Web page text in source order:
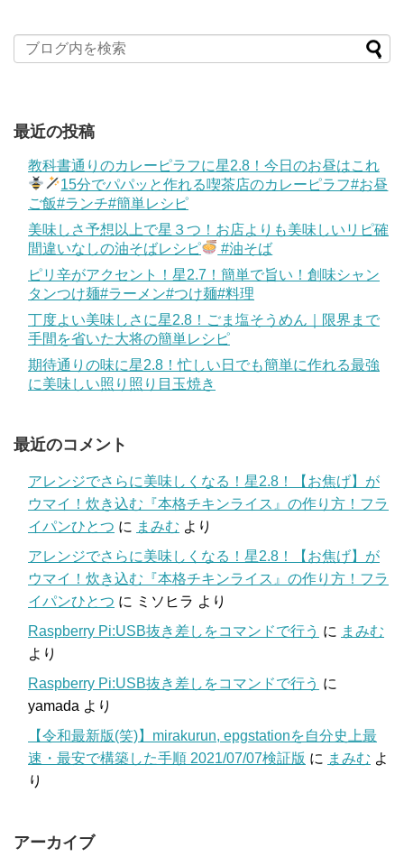
最近の投稿
教科書通りのカレーピラフに星2.8！今日のお昼はこれ
15分でパパッと作れる喫茶店のカレーピラフ#お昼
ご飯#ランチ#簡単レシピ
美味しさ予想以上で星３つ！お店よりも美味しいリピ確
間違いなしの油そばレシピ
#油そば
ピリ辛がアクセント！星2.7！簡単で旨い！創味シャン
タンつけ麺#ラーメン#つけ麺#料理
丁度よい美味しさに星2.8！ごま塩そうめん｜限界まで
手間を省いた大将の簡単レシピ
期待通りの味に星2.8！忙しい日でも簡単に作れる最強
に美味しい照り照り目玉焼き
最近のコメント
アレンジでさらに美味しくなる！星2.8！【お焦げ】が
ウマイ！炊き込む『本格チキンライス』の作り方！フラ
イパンひとつ に まみむ より
アレンジでさらに美味しくなる！星2.8！【お焦げ】が
ウマイ！炊き込む『本格チキンライス』の作り方！フラ
イパンひとつ に ミソヒラ より
Raspberry Pi:USB抜き差しをコマンドで行う に まみむ
より
Raspberry Pi:USB抜き差しをコマンドで行う に
yamada より
【令和最新版(笑)】mirakurun, epgstationを自分史上最
速・最安で構築した手順 2021/07/07検証版 に まみむ よ
り
アーカイブ